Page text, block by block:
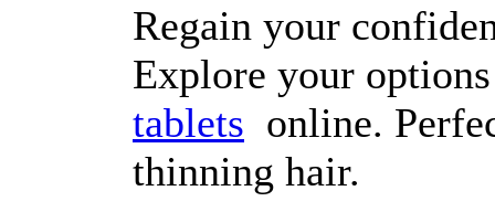
Regain your
Explore your
tablets online.
thinning hair.